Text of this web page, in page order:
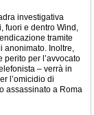
investigativa
fuori e dentro Wind,
tramite
anonimato. Inoltre,
perito per l’avvocato
– verrà in
l’omicidio di
assassinato a Roma